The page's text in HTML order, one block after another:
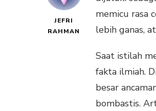
JEFRI
RAHMAN
memicu rasa
lebih ganas,
Saat istilah
fakta ilmiah.
besar
bombastis.